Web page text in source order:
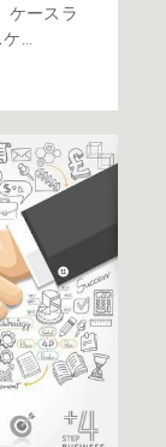
ケースラ
...